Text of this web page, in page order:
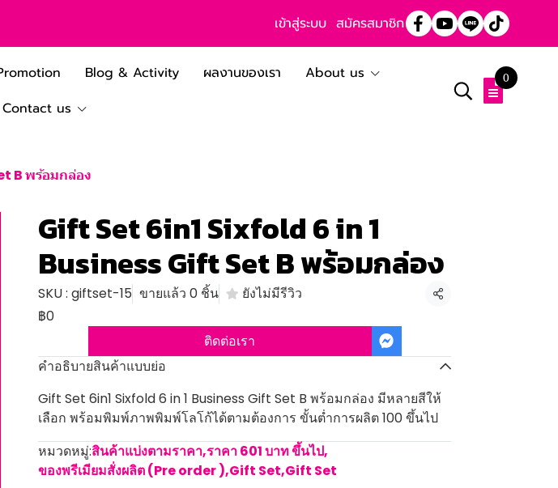
เข้าสู่ระบบ สมัครสมาชิก
Blog & Activity ผลงานของเรา
About us
Contact us
0
B พร้อมกล่อง
Gift Set 6in1 Sixfold 6 in 1
Business Gift Set B พร้อมกล่อง
SKU : giftset-15 ขายแล้ว 0 ชิ้น ยังไม่มีรีวิว
แชร์
฿0
ติดต่อเรา
คำอธิบายสินค้าแบบย่อ
Gift Set 6in1 Sixfold 6 in 1 Business Gift Set B พร้อมกล่อง มีหลายสีให้
เลือก พร้อมพิมพ์ภาพพิมพ์โลโก้ได้ตามต้องการ ขั้นต่ำการผลิต 100 ขึ้นไป
หมวดหมู่:สินค้าแบ่งตามราคา,ราคา 601 บาท ขึ้นไป,
ของพรีเมียมสั่งผลิต (Pre order ),Gift Set,Gift Set